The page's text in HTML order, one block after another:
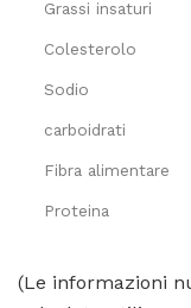
Grassi insaturi
Colesterolo
Sodio
carboidrati
Fibra alimentare
Proteina
(Le informazioni